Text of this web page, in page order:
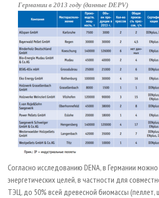
Германии в 2013 году (данные DEPV)
Согласно исследованию DENA, в Германии
энергетических целей, в частности для
ТЭЦ, до 50% всей древесной биомассы (пеллет,